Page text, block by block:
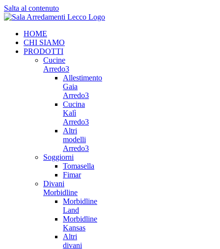
Salta al contenuto
HOME
CHI SIAMO
PRODOTTI
Cucine
Arredo3
Allestimento
Gaia
Arredo3
Cucina
Kalì
Arredo3
Altri
modelli
Arredo3
Soggiorni
Tomasella
Fimar
Divani
Morbidline
Morbidline
Land
Morbidline
Kansas
Altri
divani